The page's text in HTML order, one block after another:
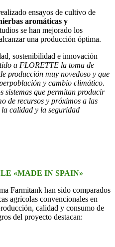
ensayos de cultivo de
aromáticas y
se han mejorado los
una producción óptima.
sostenibilidad e innovación
a FLORETTE la toma de
producción muy novedoso y que
y cambio climático.
sistemas que permitan producir
de recursos y próximos a las
calidad y la seguridad
«MADE IN SPAIN»
Farmitank han sido comparados
agrícolas convencionales en
calidad y consumo de
del proyecto destacan: